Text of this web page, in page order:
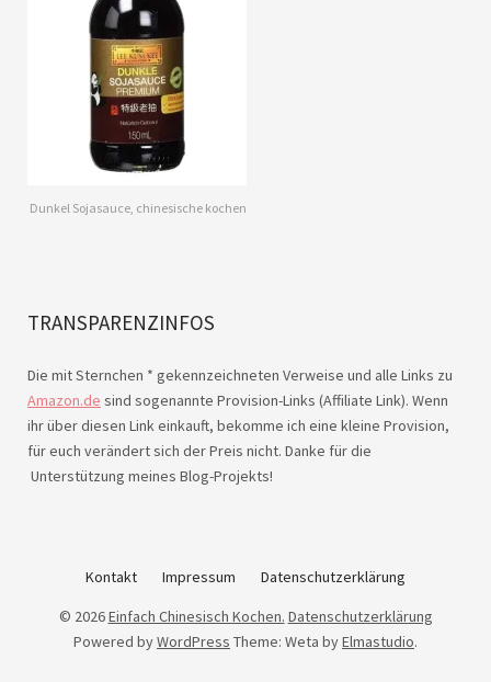
Dunkel Sojasauce, chinesische kochen
TRANSPARENZINFOS
Die mit Sternchen * gekennzeichneten Verweise und alle Links zu
Amazon.de sind sogenannte Provision-Links (Affiliate Link). Wenn
ihr über diesen Link einkauft, bekomme ich eine kleine Provision,
für euch verändert sich der Preis nicht. Danke für die
Unterstützung meines Blog-Projekts!
Kontakt Impressum
Datenschutzerklärung
© 2026Einfach Chinesisch Kochen. Datenschutzerklärung
Powered byWordPress Theme: Weta byElmastudio.